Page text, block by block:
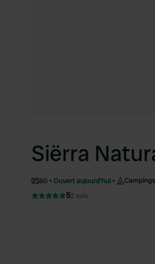
Siërra
60 Ouvert aujourd'hui Campings
52 avis